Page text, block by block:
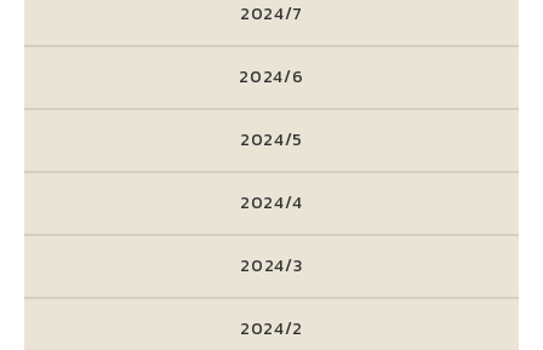
2024/7
2024/6
2024/5
2024/4
2024/3
2024/2